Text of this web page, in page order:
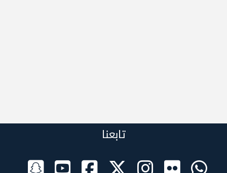
تابعنا